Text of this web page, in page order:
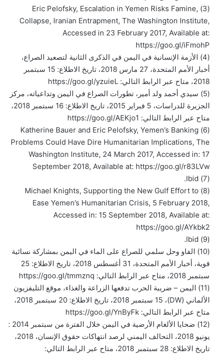
(3) Eric Pelofsky, Escalation in Yemen Risks Famine,
Collapse, Iranian Entrapment, The Washington Institute,
Accessed in 23 February 2017, Available at:
https://goo.gl/iFmohP
(4) الأزمة الإنسانية في اليمن في الذكرى الثانية لتصعيد الصراع،
أخبار الأمم المتحدة، 27 مارس 2018، تاريخ الاطلاع: 15 سبتمبر
2018، متاح عبر الرابط التالي: https://goo.gl/yzuieL
(5) سيدي أحمد ولد أمير، تطورات الصراع في اليمن وتداعياته، مركز
الجزيرة للدراسات، 5 فبراير 2015، تاريخ الاطلاع: 16 سبتمبر 2018،
متاح عبر الرابط التالي: https://goo.gl/AEKjo1
(6) Katherine Bauer and Eric Pelofsky, Yemen’s Banking
Problems Could Have Dire Humanitarian Implications, The
Washington Institute, 24 March 2017, Accessed in: 17
September 2018, Available at: https://goo.gl/r83LVw
(7) Ibid.
(8) Michael Knights, Supporting the New Gulf Effort to
Ease Yemen’s Humanitarian Crisis, 5 February 2018,
Accessed in: 15 September 2018, Available at:
https://goo.gl/AYkbk2
(9) Ibid.
(10) الفاو وحل سلمي للصراع على الماء في اليمن بمشاركة نسائية
قوية، أخبار الأمم المتحدة، 31 أغسطس 2018، تاريخ الاطلاع: 25
سبتمبر 2018، متاح عبر الرابط التالي: https://goo.gl/tmmznq
(11) اليمن – ضريبة الحرب تدفعها الزراعة والغذاء، موقع التليفزيون
الألماني (DW)، 15 سبتمبر 2018، تاريخ الاطلاع: 20 سبتمبر 2018،
متاح عبر الرابط التالي: https://goo.gl/YnByFk
(12) ضحايا الألغام الأرضية في اليمن خلال الفترة من سبتمبر 2014 :
يونيو 2018، التحالف اليمني لرصد انتهاكات حقوق الإنسان، 2018،
تاريخ الاطلاع: 28 سبتمبر 2018، متاح عبر الرابط التالي: